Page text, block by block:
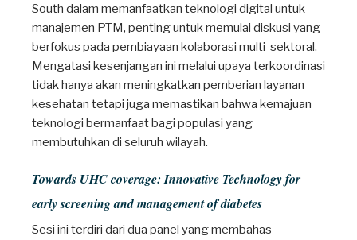
South dalam memanfaatkan teknologi digital untuk
manajemen PTM, penting untuk memulai diskusi yang
berfokus pada pembiayaan kolaborasi multi-sektoral.
Mengatasi kesenjangan ini melalui upaya terkoordinasi
tidak hanya akan meningkatkan pemberian layanan
kesehatan tetapi juga memastikan bahwa kemajuan
teknologi bermanfaat bagi populasi yang
membutuhkan di seluruh wilayah.
Towards UHC coverage: Innovative Technology for
early screening and management of diabetes
Sesi ini terdiri dari dua panel yang membahas